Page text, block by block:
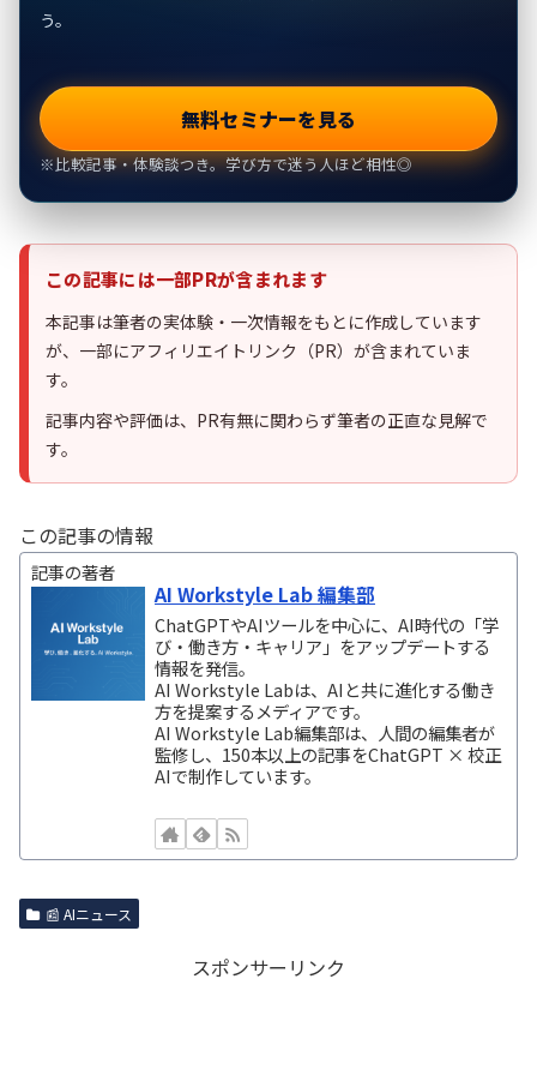
う。
無料セミナーを見る
※比較記事・体験談つき。学び方で迷う人ほど相性◎
この記事には一部PRが含まれます
本記事は筆者の実体験・一次情報をもとに作成しています
が、一部にアフィリエイトリンク（PR）が含まれていま
す。
記事内容や評価は、PR有無に関わらず筆者の正直な見解で
す。
この記事の情報
記事の著者
AI Workstyle Lab 編集部
ChatGPTやAIツールを中心に、AI時代の「学
び・働き方・キャリア」をアップデートする
情報を発信。
AI Workstyle Labは、AIと共に進化する働き
方を提案するメディアです。
AI Workstyle Lab編集部は、人間の編集者が
監修し、150本以上の記事をChatGPT × 校正
AIで制作しています。
📰 AIニュース
スポンサーリンク